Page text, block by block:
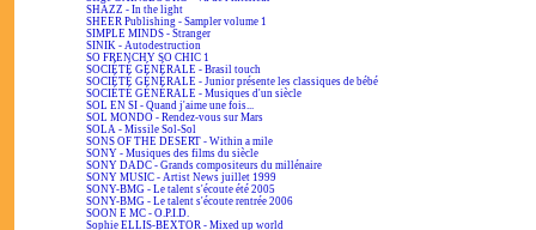
SHAZZ - In the light
SHEER Publishing - Sampler volume 1
SIMPLE MINDS - Stranger
SINIK - Autodestruction
SO FRENCHY SO CHIC 1
SOCIÉTÉ GÉNÉRALE - Brasil touch
SOCIÉTÉ GÉNÉRALE - Junior présente les classiques de bébé
SOCIÉTÉ GÉNÉRALE - Musiques d'un siècle
SOL EN SI - Quand j'aime une fois...
SOL MONDO - Rendez-vous sur Mars
SOLA - Missile Sol-Sol
SONS OF THE DESERT - Within a mile
SONY - Musiques des films du siècle
SONY DADC - Grands compositeurs du millénaire
SONY MUSIC - Artist News juillet 1999
SONY-BMG - Le talent s'écoute été 2005
SONY-BMG - Le talent s'écoute rentrée 2006
SOON E MC - O.P.I.D.
Sophie ELLIS-BEXTOR - Mixed up world